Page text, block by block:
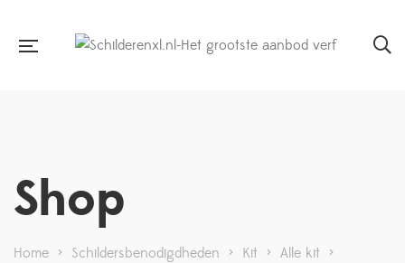
Shop
Home > Schildersbenodigdheden > Kit > Alle kit >